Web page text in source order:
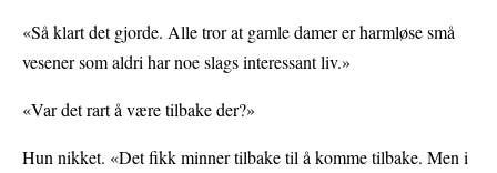
«Så klart det gjorde. Alle tror at gamle damer er harmløse små
vesener som aldri har noe slags interessant liv.»
«Var det rart å være tilbake der?»
Hun nikket. «Det fikk minner tilbake til å komme tilbake. Men i